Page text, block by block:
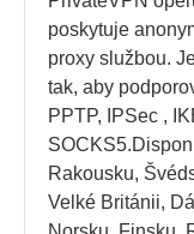
poskytuje
proxy službou.
tak, aby
PPTP, IPSec ,
Rakousku,
Velké Británii,